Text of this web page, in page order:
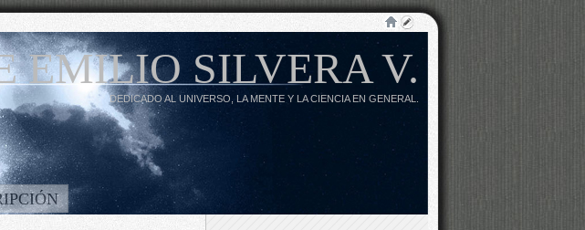
EMILIO SILVERA V.
DEDICADO AL UNIVERSO, LA MENTE Y LA CIENCIA EN GENERAL.